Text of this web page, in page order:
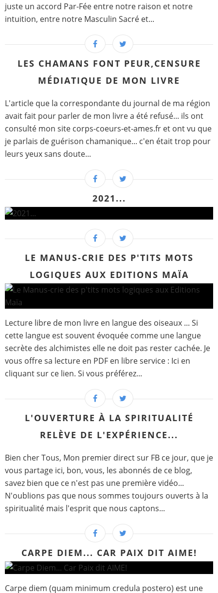
juste un accord Par-Fée entre notre raison et notre
intuition, entre notre Masculin Sacré et...
LES CHAMANS FONT PEUR,CENSURE
MÉDIATIQUE DE MON LIVRE
L'article que la correspondante du journal de ma région
avait fait pour parler de mon livre a été refusé... ils ont
consulté mon site corps-coeurs-et-ames.fr et ont vu que
je parlais de guérison chamanique... c'en était trop pour
leurs yeux sans doute...
2021...
LE MANUS-CRIE DES P'TITS MOTS
LOGIQUES AUX EDITIONS MAÏA
Lecture libre de mon livre en langue des oiseaux ... Si
cette langue est souvent évoquée comme une langue
secrète des alchimistes elle ne doit pas rester cachée. Je
vous offre sa lecture en PDF en libre service : Ici en
cliquant sur ce lien. Si vous préférez...
L'OUVERTURE À LA SPIRITUALITÉ
RELÈVE DE L'EXPÉRIENCE...
Bien cher Tous, Mon premier direct sur FB ce jour, que je
vous partage ici, bon, vous, les abonnés de ce blog,
savez bien que ce n'est pas une première vidéo...
N'oublions pas que nous sommes toujours ouverts à la
spiritualité mais l'esprit que nous captons...
CARPE DIEM... CAR PAIX DIT AIME!
Carpe diem (quam minimum credula postero) est une